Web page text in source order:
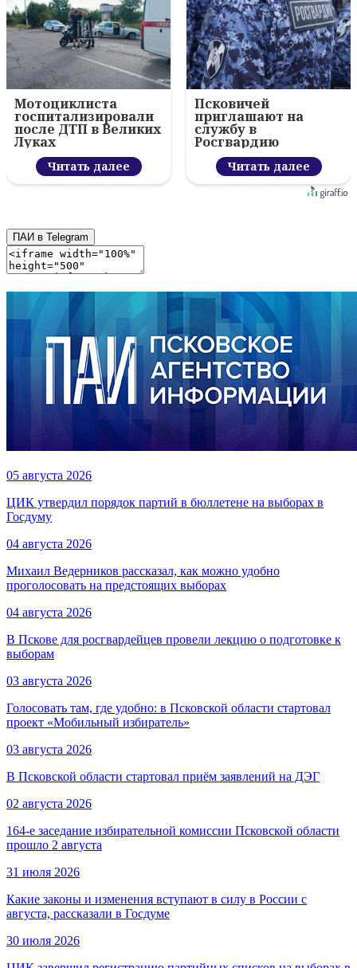
Мотоциклиста
госпитализировали
после ДТП в Великих
Луках
Читать далее
Псковичей
приглашают на
службу в
Росгвардию
Читать далее
ПАИ в Telegram
05 августа 2026
ЦИК утвердил порядок партий в бюллетене на выборах в
Госдуму
04 августа 2026
Михаил Ведерников рассказал, как можно удобно
проголосовать на предстоящих выборах
04 августа 2026
В Пскове для росгвардейцев провели лекцию о подготовке к
выборам
03 августа 2026
Голосовать там, где удобно: в Псковской области стартовал
проект «Мобильный избиратель»
03 августа 2026
В Псковской области стартовал приём заявлений на ДЭГ
02 августа 2026
164-е заседание избирательной комиссии Псковской области
прошло 2 августа
31 июля 2026
Какие законы и изменения вступают в силу в России с
августа, рассказали в Госдуме
30 июля 2026